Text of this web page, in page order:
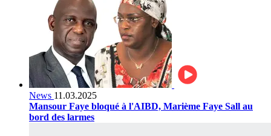
News 11.03.2025
Mansour Faye bloqué à l'AIBD, Marième Faye Sall au
bord des larmes